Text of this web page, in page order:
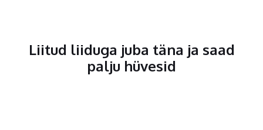
Liitud liiduga juba täna ja saad
palju hüvesid